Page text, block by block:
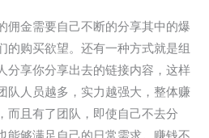
佣金需要自己不断的分享其中的爆
的购买欲望。还有一种方式就是组
分享你分享出去的链接内容，这样
队人员越多，实力越强大，整体赚
而且有了团队，即使自己不去分